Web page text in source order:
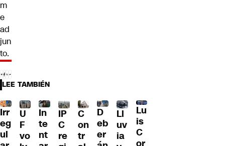
m
e
ad
jun
to.
LEE TAMBIÉN
Irr
eg
ul
U
F
vo
In
te
nt
IP
C
re
C
on
tr
D
eb
er
Ll
uv
ia
Lu
is
C